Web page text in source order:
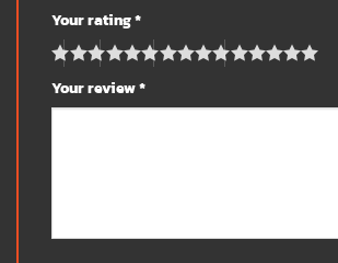
Your rating*
Your review*